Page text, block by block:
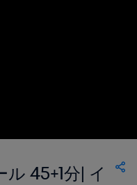
45+1分| イ